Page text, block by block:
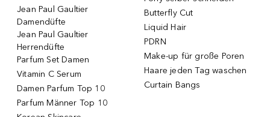
Jean Paul Gaultier
Damendüfte
Jean Paul Gaultier
Herrendüfte
Parfum Set Damen
Vitamin C Serum
Damen Parfum Top 10
Parfum Männer Top 10
Butterfly Cut
Liquid Hair
PDRN
Make-up für große Poren
Haare jeden Tag waschen
Curtain Bangs